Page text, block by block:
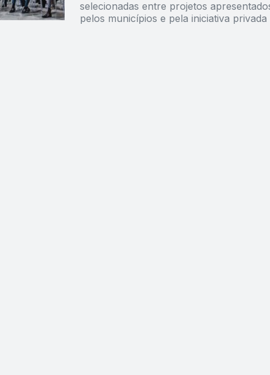
selecionadas entre projetos
pelos municípios e pela iniciativa privada